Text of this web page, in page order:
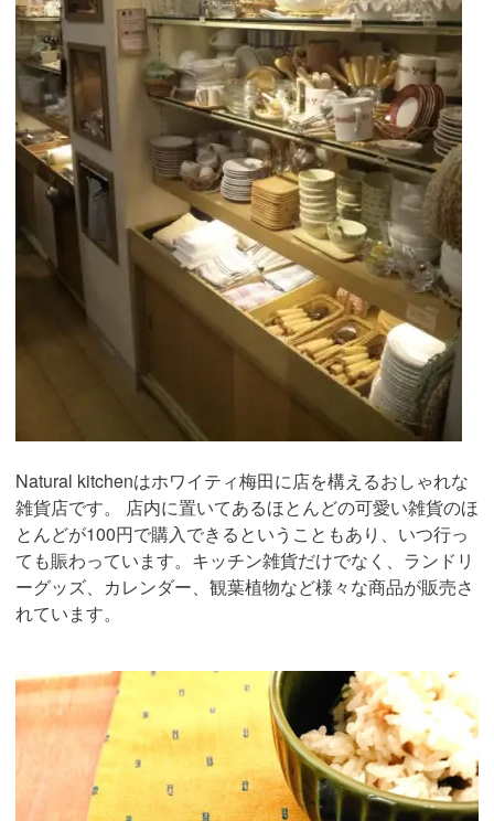
Natural kitchenはホワイティ梅田に店を構えるおしゃれな
雑貨店です。 店内に置いてあるほとんどの可愛い雑貨のほ
とんどが100円で購入できるということもあり、いつ行っ
ても賑わっています。キッチン雑貨だけでなく、ランドリ
ーグッズ、カレンダー、観葉植物など様々な商品が販売さ
れています。